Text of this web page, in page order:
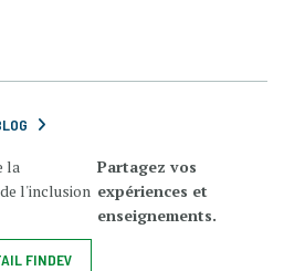
la
l'inclusion
Partagez vos
expériences et
enseignements.
FINDEV